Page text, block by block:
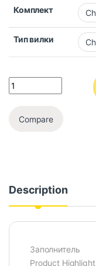
Комплект
Тип вилки
Compare
Description
Заполнитель
Product Highlight